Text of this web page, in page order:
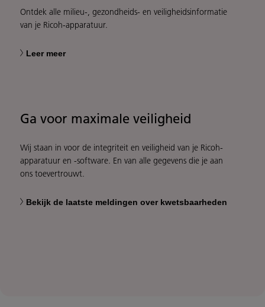
Ontdek alle milieu-, gezondheids- en veiligheidsinformatie
van je Ricoh-apparatuur.
Leer meer
Ga voor maximale veiligheid
Wij staan in voor de integriteit en veiligheid van je Ricoh-
apparatuur en -software. En van alle gegevens die je aan
ons toevertrouwt.
Bekijk de laatste meldingen over kwetsbaarheden